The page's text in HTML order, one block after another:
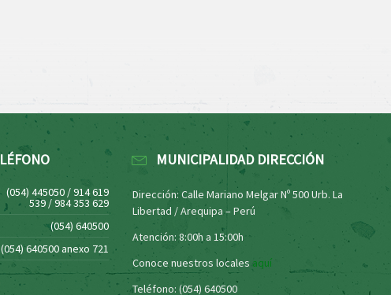
(054) 445050 / 914 619
539 / 984 353 629
(054) 640500
(054) 640500 anexo 721
MUNICIPALIDAD DIRECCIÓN
Dirección: Calle Mariano Melgar Nº 500 Urb. La
Libertad / Arequipa – Perú
Atención: 8:00h a 15:00h
Conoce nuestros locales aquí
Teléfono: (054) 640500